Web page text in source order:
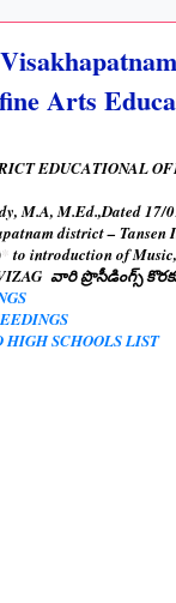
Arts
EDUCATIONAL
M.A, M.Ed.,Dated 17/
district – Tansen
* to introduction of
వారి ప్రొసీడింగ్స్
SCHOOLS LIST